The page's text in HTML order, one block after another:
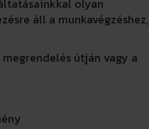
olyan
áll a munkavégzéshez,
útján vagy a